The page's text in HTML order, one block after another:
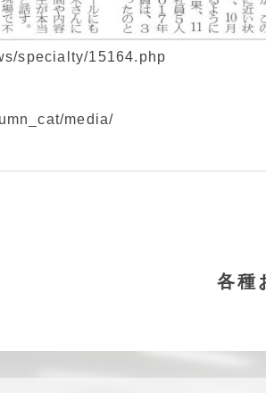
specialty/15164.php
media/
各種